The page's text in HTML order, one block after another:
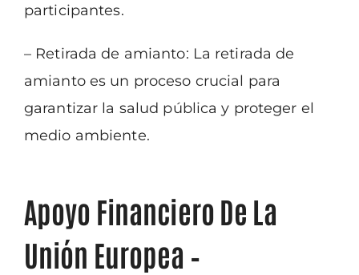
participantes.
– Retirada de amianto: La retirada de
amianto es un proceso crucial para
garantizar la salud pública y proteger el
medio ambiente.
Apoyo Financiero De La
Unión Europea –